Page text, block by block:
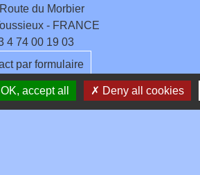
du Morbier
- FRANCE
4 74 00 19 03
par formulaire
OK, accept all Deny all cookies